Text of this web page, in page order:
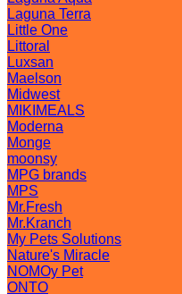
Laguna Terra
Little One
Littoral
Luxsan
Maelson
Midwest
MIKIMEALS
Moderna
Monge
moonsy
MPG brands
MPS
Mr.Fresh
Mr.Kranch
My Pets Solutions
Nature's Miracle
NOMOy Pet
ONTO